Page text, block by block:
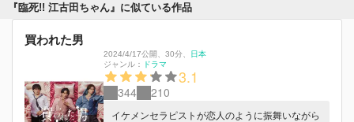
『臨死!! 江古田ちゃん』に似ている作品
買われた男
2024/4/17公開 30分
日本
ジャンル：
ドラマ
3.1
344 210
イケメンセラピストが恋人のように振舞いながら